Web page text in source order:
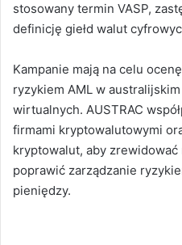
stosowany termin VASP,
definicję giełd walut
Kampanie mają na celu
ryzykiem AML w
wirtualnych. AUSTRAC
firmami kryptowalutowymi
kryptowalut, aby
poprawić zarządzanie
pieniędzy.